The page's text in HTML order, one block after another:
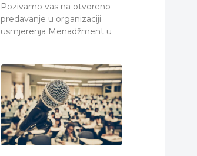
Pozivamo vas na otvoreno
predavanje u organizaciji
usmjerenja Menadžment u